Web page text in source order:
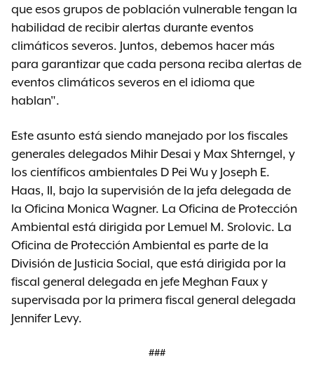
que esos grupos de población vulnerable tengan la
habilidad de recibir alertas durante eventos
climáticos severos. Juntos, debemos hacer más
para garantizar que cada persona reciba alertas de
eventos climáticos severos en el idioma que
hablan".
Este asunto está siendo manejado por los fiscales
generales delegados Mihir Desai y Max Shterngel, y
los científicos ambientales D Pei Wu y Joseph E.
Haas, II, bajo la supervisión de la jefa delegada de
la Oficina Monica Wagner. La Oficina de Protección
Ambiental está dirigida por Lemuel M. Srolovic. La
Oficina de Protección Ambiental es parte de la
División de Justicia Social, que está dirigida por la
fiscal general delegada en jefe Meghan Faux y
supervisada por la primera fiscal general delegada
Jennifer Levy.
###